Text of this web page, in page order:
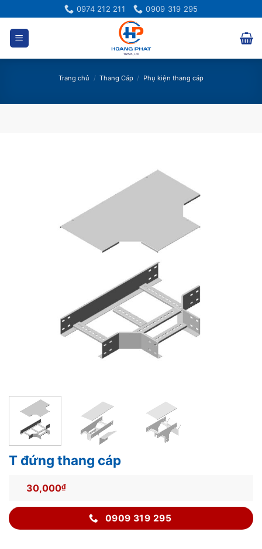
qua
dung
0974 212 211 0909 319 295
Trang chủ / Thang Cáp / Phụ kiện thang cáp
T đứng thang cáp
30,000₫
0909 319 295